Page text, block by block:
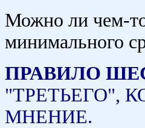
Можно ли чем-то
минимального
ПРАВИЛО
"ТРЕТЬЕГО",
МНЕНИЕ.